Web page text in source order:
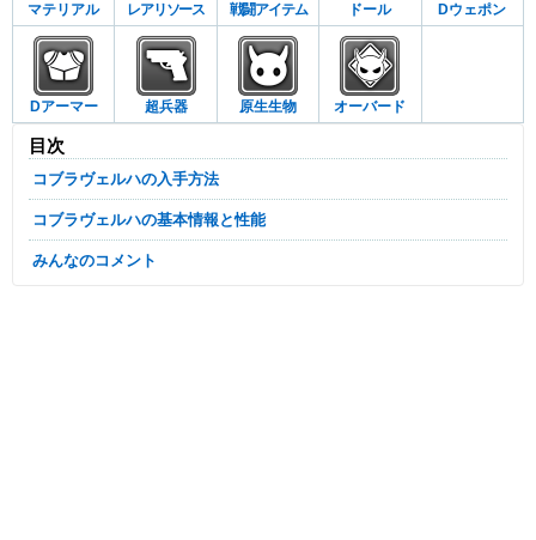
マテリアル レアリソース 戦闘アイテム ドール Dウェポン
Dアーマー 超兵器 原生生物 オーバード
目次
コブラヴェルハの入手方法
コブラヴェルハの基本情報と性能
みんなのコメント